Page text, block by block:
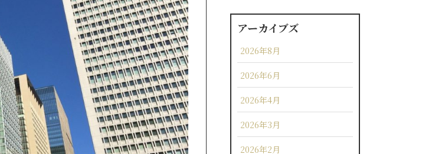
アーカイブズ
2026年8月
2026年6月
2026年4月
2026年3月
2026年2月